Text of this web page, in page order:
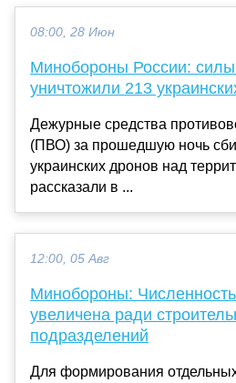
08:00, 28 Июн
Минобороны России:
уничтожили 213
Дежурные средства
(ПВО) за прошедшую ночь
украинских дронов над
рассказали в ...
12:00, 05 Авг
Минобороны:
увеличена ради
подразделений
Для формирования